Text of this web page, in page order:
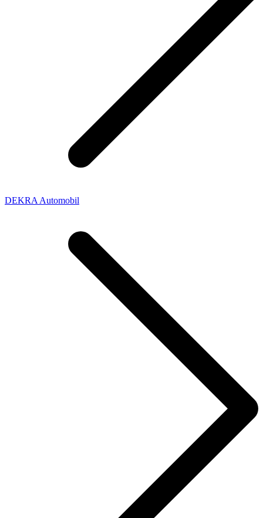
DEKRA Automobil